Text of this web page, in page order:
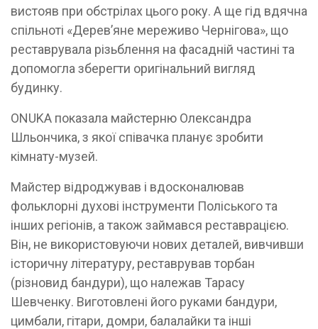
вистояв при обстрілах цього року. А ще гід вдячна
спільноті «Дерев’яне мереживо Чернігова», що
реставрувала різьблення на фасадній частині та
допомогла зберегти оригінальний вигляд
будинку.
ONUKA показала майстерню Олександра
Шльончика, з якої співачка планує зробити
кімнату-музей.
Майстер відроджував і вдосконалював
фольклорні духові інструменти Поліського та
інших регіонів, а також займався реставрацією.
Він, не використовуючи нових деталей, вивчивши
історичну літературу, реставрував торбан
(різновид бандури), що належав Тарасу
Шевченку. Виготовлені його руками бандури,
цимбали, гітари, домри, балалайки та інші